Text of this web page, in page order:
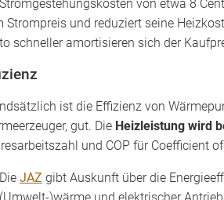
von etwa 8
Strompreis und reduziert seine
schneller amortisieren sich der
ist die Effizienz von
gut. Die Heizleistung wird
und COP für Coefficient
Die JAZ gibt Auskunft über die